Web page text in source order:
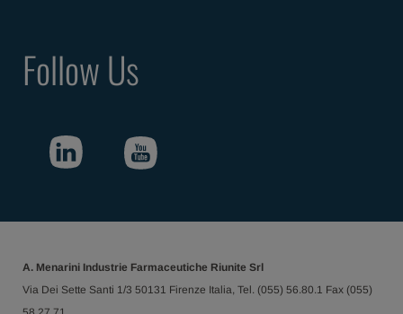
Follow Us
A. Menarini Industrie Farmaceutiche Riunite Srl
Via Dei Sette Santi 1/3 50131 Firenze Italia, Tel. (055) 56.80.1 Fax (055)